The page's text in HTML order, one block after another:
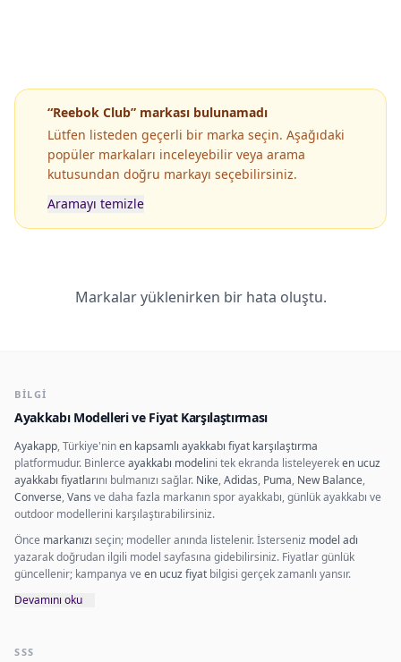
“Reebok Club” markası bulunamadı
Lütfen listeden geçerli bir marka seçin. Aşağıdaki
popüler markaları inceleyebilir veya arama
kutusundan doğru markayı seçebilirsiniz.
Aramayı temizle
Markalar yüklenirken bir hata oluştu.
BILGI
Ayakkabı Modelleri ve Fiyat Karşılaştırması
Ayakapp, Türkiye'ninen kapsamlı ayakkabı fiyat karşılaştırma
platformudur. Binlerce ayakkabı modelini tek ekranda listeleyereken ucuz
ayakkabı fiyatlarını bulmanızı sağlar. Nike,Adidas, Puma, New Balance,
Converse,Vans ve daha fazla markanın spor ayakkabı, günlük ayakkabı ve
outdoor modellerini karşılaştırabilirsiniz.
Önce markanızı seçin; modeller anında listelenir. İsterseniz model adı
yazarak doğrudan ilgili model sayfasına gidebilirsiniz. Fiyatlar günlük
güncellenir; kampanya ve en ucuz fiyat bilgisi gerçek zamanlı yansır.
Devamını oku
SSS